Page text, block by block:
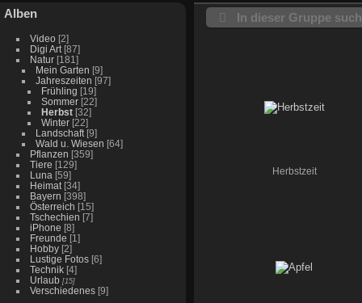
Alben
Video[2]
Digi Art[87]
Natur[181]
Mein Garten [9]
Jahreszeiten [97]
Frühling [19]
Sommer[22]
Herbst[32]
Winter[22]
Landschaft[9]
Wald u. Wiesen [64]
Pflanzen [359]
Tiere [129]
Luna [59]
Heimat[34]
Bayern [398]
Österreich [15]
Tschechien [7]
iPhone [8]
Freunde [1]
Hobby[2]
Lustige Fotos[6]
Technik[4]
Urlaub[15]
Verschiedenes[9]
In dieser Gruppe
Herbstzeit